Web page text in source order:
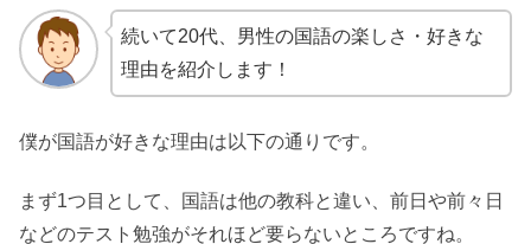
続いて20代、男性の国語の楽しさ・好きな
理由を紹介します！
僕が国語が好きな理由は以下の通りです。
まず1つ目として、国語は他の教科と違い、前日や前々日
などのテスト勉強がそれほど要らないところですね。